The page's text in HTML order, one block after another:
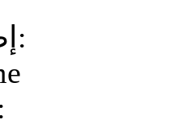
إضيف بواسطة:
تاريخ الإضافة: